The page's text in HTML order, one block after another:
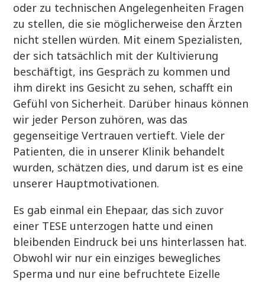
oder zu technischen Angelegenheiten Fragen
zu stellen, die sie möglicherweise den Ärzten
nicht stellen würden. Mit einem Spezialisten,
der sich tatsächlich mit der Kultivierung
beschäftigt, ins Gespräch zu kommen und
ihm direkt ins Gesicht zu sehen, schafft ein
Gefühl von Sicherheit. Darüber hinaus können
wir jeder Person zuhören, was das
gegenseitige Vertrauen vertieft. Viele der
Patienten, die in unserer Klinik behandelt
wurden, schätzen dies, und darum ist es eine
unserer Hauptmotivationen.
Es gab einmal ein Ehepaar, das sich zuvor
einer TESE unterzogen hatte und einen
bleibenden Eindruck bei uns hinterlassen hat.
Obwohl wir nur ein einziges bewegliches
Sperma und nur eine befruchtete Eizelle